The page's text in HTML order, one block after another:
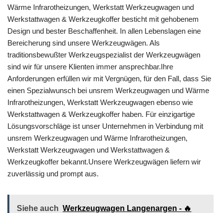
Wärme Infrarotheizungen, Werkstatt Werkzeugwagen und
Werkstattwagen & Werkzeugkoffer besticht mit gehobenem
Design und bester Beschaffenheit. In allen Lebenslagen eine
Bereicherung sind unsere Werkzeugwägen. Als
traditionsbewußter Werkzeugspezialist der Werkzeugwägen
sind wir für unsere Klienten immer ansprechbar.Ihre
Anforderungen erfüllen wir mit Vergnügen, für den Fall, dass Sie
einen Spezialwunsch bei unsrem Werkzeugwagen und Wärme
Infrarotheizungen, Werkstatt Werkzeugwagen ebenso wie
Werkstattwagen & Werkzeugkoffer haben. Für einzigartige
Lösungsvorschläge ist unser Unternehmen in Verbindung mit
unsrem Werkzeugwagen und Wärme Infrarotheizungen,
Werkstatt Werkzeugwagen und Werkstattwagen &
Werkzeugkoffer bekannt.Unsere Werkzeugwägen liefern wir
zuverlässig und prompt aus.
Siehe auch Werkzeugwagen Langenargen - 🔥